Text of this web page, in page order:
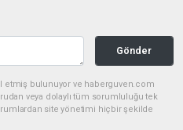
Gönder
etmiş bulunuyor ve haberguven.com
veya dolaylı tüm sorumluluğu tek
site yönetimi hiçbir şekilde